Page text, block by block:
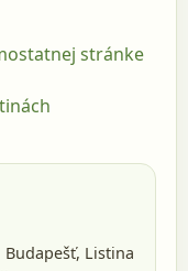
stránke
Budapešť, Listina